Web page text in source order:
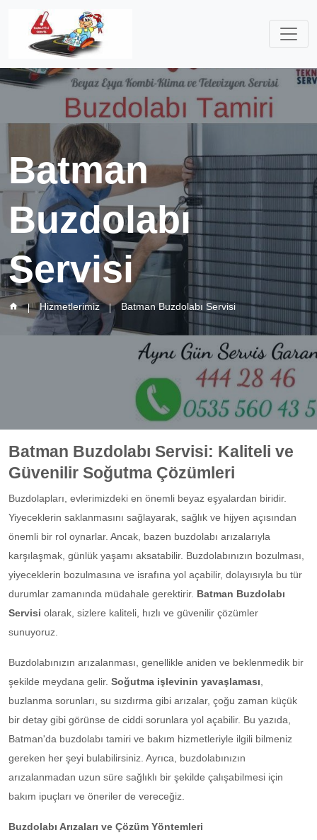
Batman
Buzdolabı
Servisi
Hizmetlerimiz Batman Buzdolabı Servisi
Batman Buzdolabı Servisi: Kaliteli ve
Güvenilir Soğutma Çözümleri
Buzdolapları, evlerimizdeki en önemli beyaz eşyalardan biridir.
Yiyeceklerin saklanmasını sağlayarak, sağlık ve hijyen açısından
önemli bir rol oynarlar. Ancak, bazen buzdolabı arızalarıyla
karşılaşmak, günlük yaşamı aksatabilir. Buzdolabınızın bozulması,
yiyeceklerin bozulmasına ve israfına yol açabilir, dolayısıyla bu tür
durumlar zamanında müdahale gerektirir. Batman Buzdolabı
Servisi olarak, sizlere kaliteli, hızlı ve güvenilir çözümler
sunuyoruz.
Buzdolabınızın arızalanması, genellikle aniden ve beklenmedik bir
şekilde meydana gelir. Soğutma işlevinin yavaşlaması
buzlanma sorunları, su sızdırma gibi arızalar, çoğu zaman küçük
bir detay gibi görünse de ciddi sorunlara yol açabilir. Bu yazıda,
Batman'da buzdolabı tamiri ve bakım hizmetleriyle ilgili bilmeniz
gereken her şeyi bulabilirsiniz. Ayrıca, buzdolabınızın
arızalanmadan uzun süre sağlıklı bir şekilde çalışabilmesi için
bakım ipuçları ve öneriler de vereceğiz.
Buzdolabı Arızaları ve Çözüm Yöntemleri